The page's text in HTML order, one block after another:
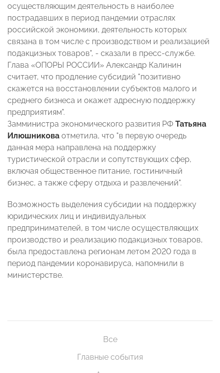
осуществляющим деятельность в наиболее
пострадавших в период пандемии отраслях
российской экономики, деятельность которых
связана в том числе с производством и реализацией
подакцизных товаров", - сказали в пресс-службе.
Глава «ОПОРЫ РОССИИ» Александр Калинин
считает, что продление субсидий "позитивно
скажется на восстановлении субъектов малого и
среднего бизнеса и окажет адресную поддержку
предприятиям".
Замминистра экономического развития РФ Татьяна
Илюшникова отметила, что "в первую очередь
данная мера направлена на поддержку
туристической отрасли и сопутствующих сфер,
включая общественное питание, гостиничный
бизнес, а также сферу отдыха и развлечений".
Возможность выделения субсидии на поддержку
юридических лиц и индивидуальных
предпринимателей, в том числе осуществляющих
производство и реализацию подакцизных товаров,
была предоставлена регионам летом 2020 года в
период пандемии коронавируса, напомнили в
министерстве.
Все
Главные события